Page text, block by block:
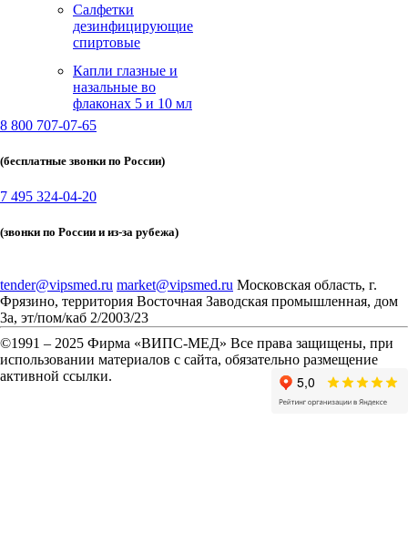
Салфетки
дезинфицирующие
спиртовые
Капли глазные и
назальные во
флаконах 5 и 10 мл
8 800 707-07-65
(бесплатные звонки по России)
7 495 324-04-20
(звонки по России и из-за рубежа)
tender@vipsmed.ru market@vipsmed.ru Московская область, г.
Фрязино, территория Восточная Заводская промышленная, дом
3а, эт/пом/каб 2/2003/23
©1991 – 2025 Фирма «ВИПС-МЕД» Все права защищены, при
использовании материалов с сайта, обязательно размещение
активной ссылки.